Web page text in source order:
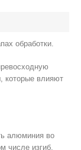
обработки.
которые влияют
алюминия во
числе изгиб,